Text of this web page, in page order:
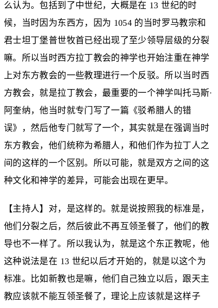
么认为。包括到了中世纪，大概是在 13 世纪的时
候，当时因为东西方，因为 1054 的当时罗马教宗和
君士坦丁堡普世牧首已经出现了至少领导层级的分裂
嘛。所以当时西方拉丁教会的神学也开始注重在神学
上对东方教会的一些教理进行一个反驳。所以当时西
方教会，就是拉丁教会，最重要的一个神学叫托马斯·
阿奎纳，他当时就专门写了一篇《驳希腊人的错
误》，然后他专门就写了一个，其实就是在强调当时
东方教会，他们统称为希腊人，和他们作为拉丁人之
间的这样的一个区别。所以可能，就是双方之间的这
种文化和神学的差异，可能会出现在更早。
【主持人】对，是这样的。就是说按照我的标准是，
他们分裂之后，然后彼此不再互领圣餐了，他们的教
导也不一样了。所以我认为，就是这个东正教呢，他
这种说法是在 13 世纪以后才开始的，就是以这个为
标准。比如新教也是嘛，他们自己独立以后，跟天主
教应该就不能互领圣餐了，理论上应该就是这样子